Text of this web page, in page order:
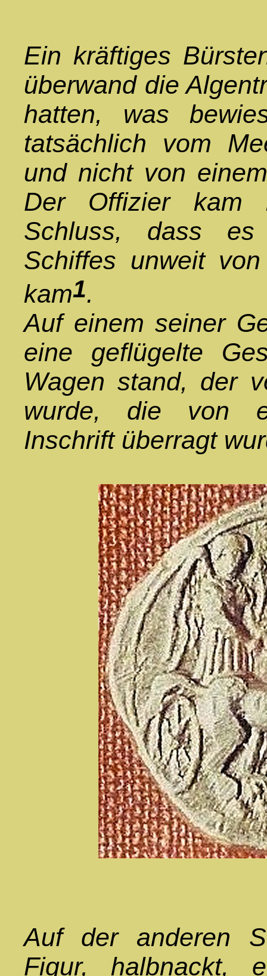
Ein kräftiges
überwand die
hatten, was
tatsächlich vom
und nicht von
Der Offizier kam
Schluss, dass
Schiffes unweit von
kam1.
Auf einem seiner
eine geflügelte
Wagen stand, der
wurde, die von
Inschrift überragt
Auf der anderen
Figur, halbnackt,